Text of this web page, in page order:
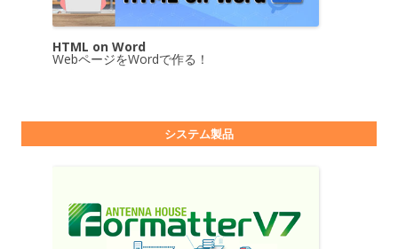
HTML on Word
WebページをWordで作る！
システム製品